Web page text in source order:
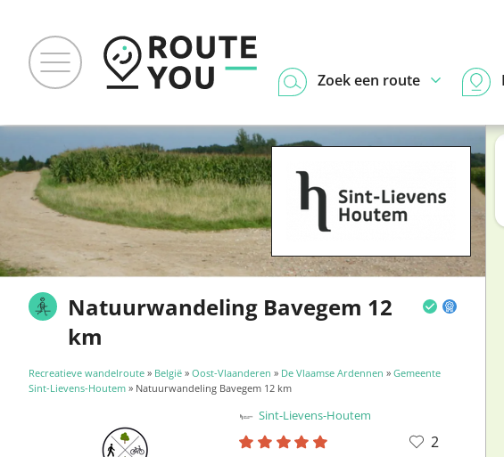
Zoek een route
Natuurwandeling Bavegem 12
km
Recreatieve wandelroute » België » Oost-Vlaanderen » De Vlaamse Ardennen » Gemeente
Sint-Lievens-Houtem » Natuurwandeling Bavegem 12 km
Sint-Lievens-Houtem
2